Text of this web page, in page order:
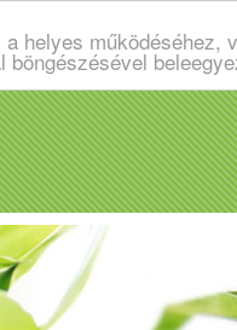
helyes
böngészésével